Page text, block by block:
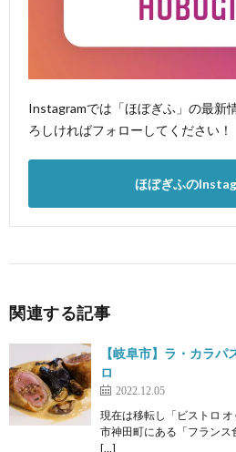
Instagramでは「ほぼぎふ」の最新
ろしければフォローしてください！
ほぼぎふの
関連する記事
【岐阜市】ラ・カラ
ロ
2022.12.05
現在は移転し「ビストロ
市神田町にある「フランス
[…]